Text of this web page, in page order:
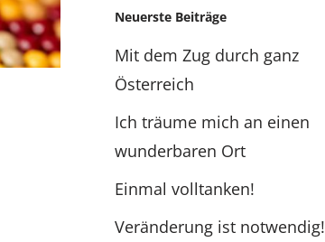
Neuerste Beiträge
Mit dem Zug durch ganz
Österreich
Ich träume mich an einen
wunderbaren Ort
Einmal volltanken!
Veränderung ist notwendig!